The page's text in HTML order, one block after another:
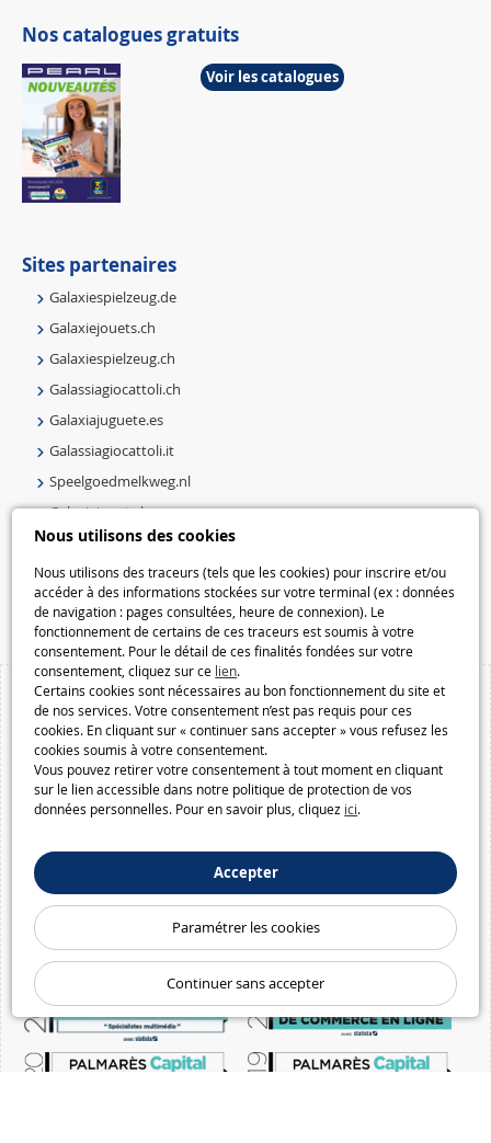
Nous utilisons des cookies
Nous utilisons des traceurs (tels que les cookies) pour inscrire et/ou
accéder à des informations stockées sur votre terminal (ex : données
de navigation : pages consultées, heure de connexion). Le
fonctionnement de certains de ces traceurs est soumis à votre
consentement. Pour le détail de ces finalités fondées sur votre
consentement, cliquez sur ce lien.
Certains cookies sont nécessaires au bon fonctionnement du site et
de nos services. Votre consentement n’est pas requis pour ces
cookies. En cliquant sur « continuer sans accepter » vous refusez les
cookies soumis à votre consentement.
Vous pouvez retirer votre consentement à tout moment en cliquant
sur le lien accessible dans notre politique de protection de vos
données personnelles. Pour en savoir plus, cliquez ici.
Accepter
Paramétrer les cookies
Continuer sans accepter
Nos catalogues gratuits
Voir les catalogues
Sites partenaires
Galaxiespielzeug.de
Galaxiejouets.ch
Galaxiespielzeug.ch
Galassiagiocattoli.ch
Galaxiajuguete.es
Galassiagiocattoli.it
Speelgoedmelkweg.nl
Galaxiejouets.be
Galaxiespielzeug.be
Speelgoedmelkweg.be
Macway.com